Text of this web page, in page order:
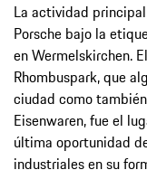
La actividad
Porsche bajo la
en Wermelskirchen.
Rhombuspark, que
ciudad como
Eisenwaren, fue el
última oportunidad
industriales en su